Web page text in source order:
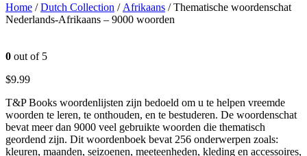
Home /Dutch Collection / Afrikaans / Thematische woordenschat
Nederlands-Afrikaans – 9000 woorden
0 out of 5
$9.99
T&P Books woordenlijsten zijn bedoeld om u te helpen vreemde
woorden te leren, te onthouden, en te bestuderen. De woordenschat
bevat meer dan 9000 veel gebruikte woorden die thematisch
geordend zijn. Dit woordenboek bevat 256 onderwerpen zoals:
kleuren, maanden, seizoenen, meeteenheden, kleding en accessoires,